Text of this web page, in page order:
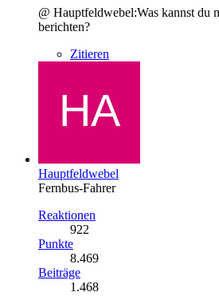
@ Hauptfeldwebel:Was kannst du
berichten?
Zitieren
Hauptfeldwebel
Fernbus-Fahrer
Reaktionen
922
Punkte
8.469
Beiträge
1.468